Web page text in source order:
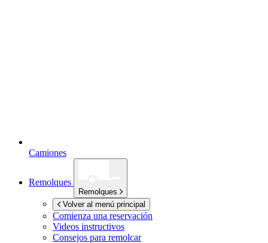
Camiones
Remolques
Remolques
Volver al menú principal
Comienza una reservación
Videos instructivos
Consejos para remolcar